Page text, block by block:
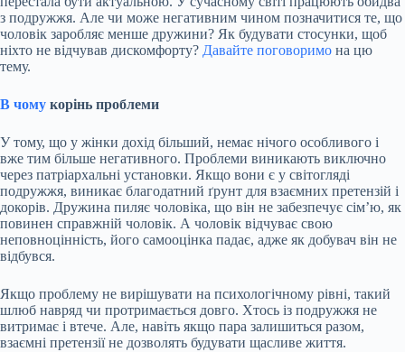
з подружжя. Але чи може негативним чином позначитися те, що
чоловік заробляє менше дружини? Як будувати стосунки, щоб
ніхто не відчував дискомфорту? Давайте поговоримо на цю
тему.
В чому корінь проблеми
У тому, що у жінки дохід більший, немає нічого особливого і
вже тим більше негативного. Проблеми виникають виключно
через патріархальні установки. Якщо вони є у світогляді
подружжя, виникає благодатний ґрунт для взаємних претензій і
докорів. Дружина пиляє чоловіка, що він не забезпечує сім’ю, як
повинен справжній чоловік. А чоловік відчуває свою
неповноцінність, його самооцінка падає, адже як добувач він не
відбувся.
Якщо проблему не вирішувати на психологічному рівні, такий
шлюб навряд чи протримається довго. Хтось із подружжя не
витримає і втече. Але, навіть якщо пара залишиться разом,
взаємні претензії не дозволять будувати щасливе життя.